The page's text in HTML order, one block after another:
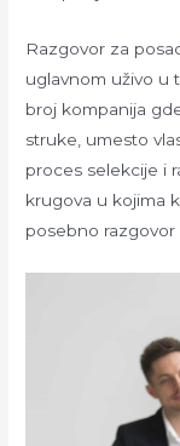
Razgovor za
uglavnom uživo u
broj kompanija
struke, umesto
proces selekcije i
krugova u kojima
posebno razgovor